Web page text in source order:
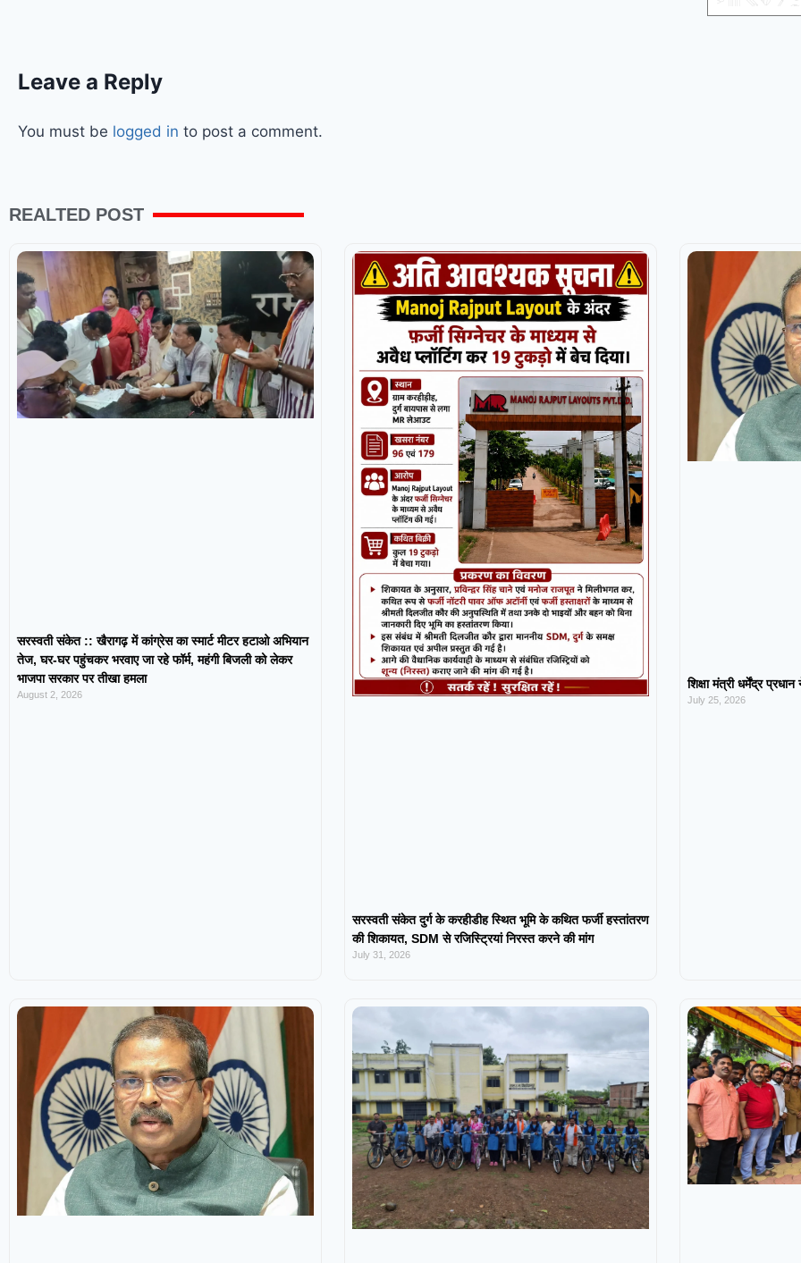
Leave a Reply
You must be logged in to post a comment.
REALTED POST
सरस्वती संकेत :: खैरागढ़ में कांग्रेस का स्मार्ट मीटर हटाओ अभियान
तेज, घर-घर पहुंचकर भरवाए जा रहे फॉर्म, महंगी बिजली को लेकर
भाजपा सरकार पर तीखा हमला
August 2, 2026
सरस्वती संकेत दुर्ग के करहीडीह स्थित भूमि के कथित फर्जी हस्तांतरण
की शिकायत, SDM से रजिस्ट्रियां निरस्त करने की मांग
July 31, 2026
शिक्षा मंत्री धर्मेंद्र
July 25, 2026